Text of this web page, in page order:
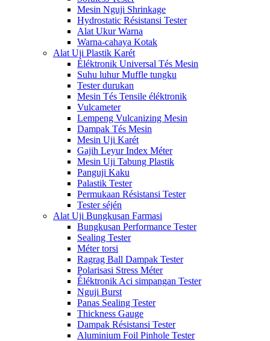
Mesin Nguji Shrinkage
Hydrostatic Résistansi Tester
Alat Ukur Warna
Warna-cahaya Kotak
Alat Uji Plastik Karét
Éléktronik Universal Tés Mesin
Suhu luhur Muffle tungku
Tester durukan
Mesin Tés Tensile éléktronik
Vulcameter
Lempeng Vulcanizing Mesin
Dampak Tés Mesin
Mesin Uji Karét
Gajih Leyur Index Méter
Mesin Uji Tabung Plastik
Panguji Kaku
Palastik Tester
Permukaan Résistansi Tester
Tester séjén
Alat Uji Bungkusan Farmasi
Bungkusan Performance Tester
Sealing Tester
Méter torsi
Ragrag Ball Dampak Tester
Polarisasi Stress Méter
Éléktronik Aci simpangan Tester
Nguji Burst
Panas Sealing Tester
Thickness Gauge
Dampak Résistansi Tester
Aluminium Foil Pinhole Tester